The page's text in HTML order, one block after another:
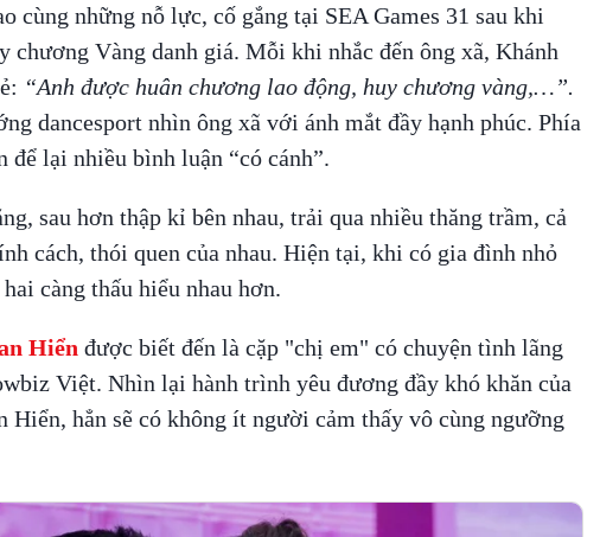
cùng những nỗ lực, cố gắng tại SEA Games 31 sau khi
chương Vàng danh giá. Mỗi khi nhắc đến ông xã, Khánh
“Anh được huân chương lao động, huy chương vàng,…”.
dancesport nhìn ông xã với ánh mắt đầy hạnh phúc. Phía
lại nhiều bình luận “có cánh”.
sau hơn thập kỉ bên nhau, trải qua nhiều thăng trầm, cả
cách, thói quen của nhau. Hiện tại, khi có gia đình nhỏ
càng thấu hiểu nhau hơn.
Hiển được biết đến là cặp "chị em" có chuyện tình lãng
Việt. Nhìn lại hành trình yêu đương đầy khó khăn của
Hiển, hẳn sẽ có không ít người cảm thấy vô cùng ngưỡng